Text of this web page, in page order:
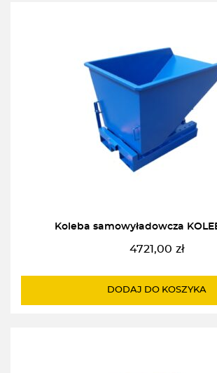
Koleba samowyładowcza
4721,00 zł
DODAJ DO KOSZYKA